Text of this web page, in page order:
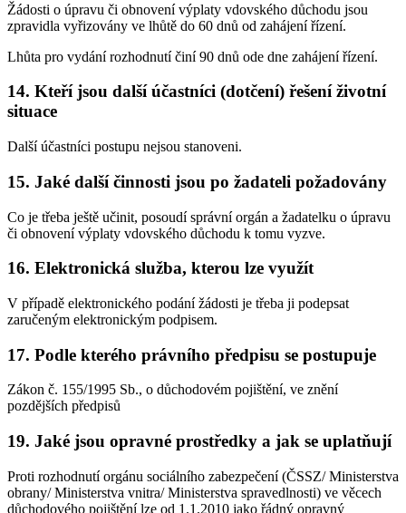
Žádosti o úpravu či obnovení výplaty vdovského důchodu jsou
zpravidla vyřizovány ve lhůtě do 60 dnů od zahájení řízení.
Lhůta pro vydání rozhodnutí činí 90 dnů ode dne zahájení řízení.
14. Kteří jsou další účastníci (dotčení) řešení životní
situace
Další účastníci postupu nejsou stanoveni.
15. Jaké další činnosti jsou po žadateli požadovány
Co je třeba ještě učinit, posoudí správní orgán a žadatelku o úpravu
či obnovení výplaty vdovského důchodu k tomu vyzve.
16. Elektronická služba, kterou lze využít
V případě elektronického podání žádosti je třeba ji podepsat
zaručeným elektronickým podpisem.
17. Podle kterého právního předpisu se postupuje
Zákon č. 155/1995 Sb., o důchodovém pojištění, ve znění
pozdějších předpisů
19. Jaké jsou opravné prostředky a jak se uplatňují
Proti rozhodnutí orgánu sociálního zabezpečení (ČSSZ/ Ministerstva
obrany/ Ministerstva vnitra/ Ministerstva spravedlnosti) ve věcech
důchodového pojištění lze od 1.1.2010 jako řádný opravný